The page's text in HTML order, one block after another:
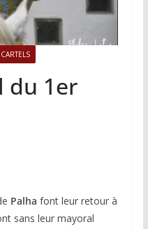
du 1er
Palha font leur retour à
sans leur mayoral